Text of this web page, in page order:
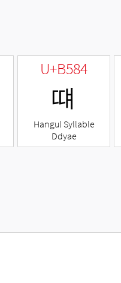
U+B584
떄
Hangul Syllable
Ddyae